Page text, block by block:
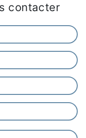
contacter